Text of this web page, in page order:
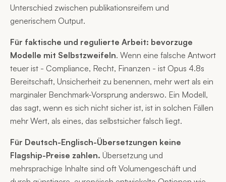
Unterschied zwischen publikationsreifem und
generischem Output.
Für faktische und regulierte Arbeit: bevorzuge
Modelle mit Selbstzweifeln. Wenn eine falsche Antwort
teuer ist - Compliance, Recht, Finanzen - ist Opus 4.8s
Bereitschaft, Unsicherheit zu benennen, mehr wert als ein
marginaler Benchmark-Vorsprung anderswo. Ein Modell,
das sagt, wenn es sich nicht sicher ist, ist in solchen Fällen
mehr Wert, als eines, das selbstsicher falsch liegt.
Für Deutsch-Englisch-Übersetzungen keine
Flagship-Preise zahlen. Übersetzung und
mehrsprachige Inhalte sind oft Volumengeschäft und